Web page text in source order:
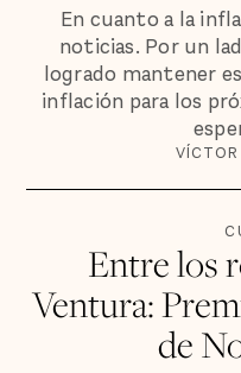
En cuanto a la
noticias. Por un
logrado mantener
inflación para los
VÍCTOR
Entre los
Ventura:
de